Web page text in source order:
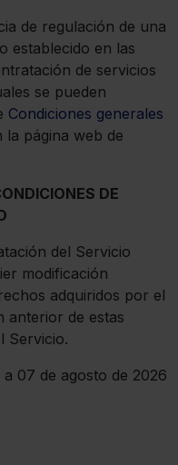
de regulación de una
establecido en las
de servicios
se pueden
Condiciones generales
la página web de
DE
del Servicio
modificación
adquiridos por el
anterior de estas
Servicio.
07 de agosto de 2026